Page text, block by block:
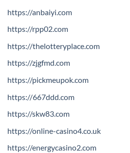
https://anbaiyi.com
https://rpp02.com
https://thelotteryplace.com
https://zjgfmd.com
https://pickmeupok.com
https://667ddd.com
https://skw83.com
https://online-casino4.co.uk
https://energycasino2.com